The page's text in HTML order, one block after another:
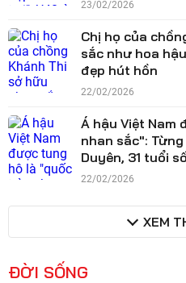
23/02/2026
Chị họ của
sắc như hoa
đẹp hút hồn
22/02/2026
Á hậu Việt Nam
nhan sắc":
Duyên, 31 tuổi
22/02/2026
XEM
ĐỜI SỐNG